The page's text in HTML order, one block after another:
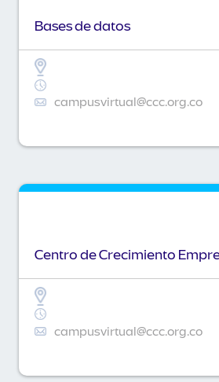
Bases de datos
campusvirtual@ccc.org.co
Centro de Crecimiento
campusvirtual@ccc.org.co